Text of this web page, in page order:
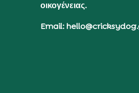
οικογένειας.
Email: